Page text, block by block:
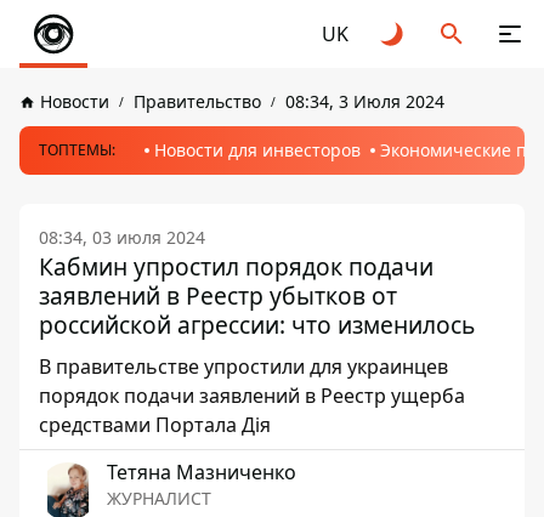
UK
Новости Правительство 08:34, 3 Июля 2024
ТОПТЕМЫ: Новости для инвесторов Экономические
08:34, 03 июля 2024
Кабмин упростил порядок подачи
заявлений в Реестр убытков от
российской агрессии: что изменилось
В правительстве упростили для украинцев
порядок подачи заявлений в Реестр ущерба
средствами Портала Дія
Тетяна Мазниченко
ЖУРНАЛИСТ